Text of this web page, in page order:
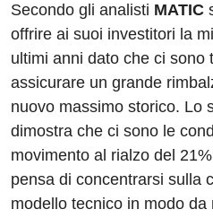
c
e
b
o
o
k
k
e
dI
n
d
di
t
e
a
d
s
Secondo gli analisti MATIC
offrire ai suoi investitori la
ultimi anni dato che ci sono
assicurare un grande
nuovo massimo storico. Lo
dimostra che ci sono le
movimento al rialzo del
pensa di concentrarsi sulla
modello tecnico in modo da